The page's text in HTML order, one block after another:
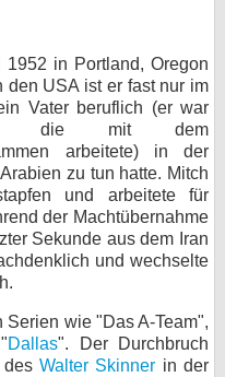
in Portland, Oregon
USA ist er fast nur im
Vater beruflich (er war
die mit dem
arbeitete) in der
zu tun hatte. Mitch
und arbeitete für
der Machtübernahme
Sekunde aus dem Iran
und wechselte
wie "Das A-Team",
Dallas". Der Durchbruch
desWalter Skinner in der